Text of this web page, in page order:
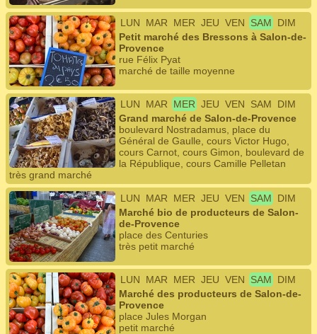
LUN MAR MER JEU VEN SAM
DIM
Petit marché des Bressons à Salon-de-
Provence
rue Félix Pyat
marché de taille moyenne
LUN MAR MER JEU VEN SAM
DIM
Grand marché de Salon-de-Provence
boulevard Nostradamus, place du
Général de Gaulle, cours Victor Hugo,
cours Carnot, cours Gimon, boulevard de
la République, cours Camille Pelletan
très grand marché
LUN MAR MER JEU VEN SAM
DIM
Marché bio de producteurs de Salon-
de-Provence
place des Centuries
très petit marché
LUN MAR MER JEU VEN SAM
DIM
Marché des producteurs de Salon-de-
Provence
place Jules Morgan
petit marché